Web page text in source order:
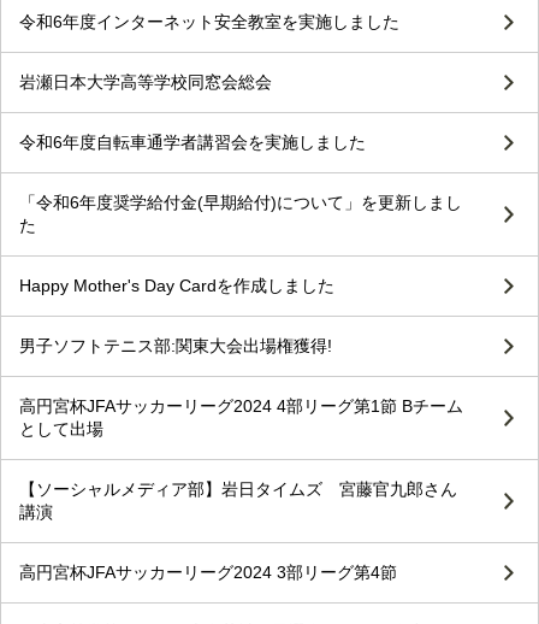
令和6年度インターネット安全教室を実施しました
岩瀬日本大学高等学校同窓会総会
令和6年度自転車通学者講習会を実施しました
「令和6年度奨学給付金(早期給付)について」を更新しまし
た
Happy Mother's Day Cardを作成しました
男子ソフトテニス部:関東大会出場権獲得!
高円宮杯JFAサッカーリーグ2024 4部リーグ第1節 Bチーム
として出場
【ソーシャルメディア部】岩日タイムズ 宮藤官九郎さん
講演
高円宮杯JFAサッカーリーグ2024 3部リーグ第4節